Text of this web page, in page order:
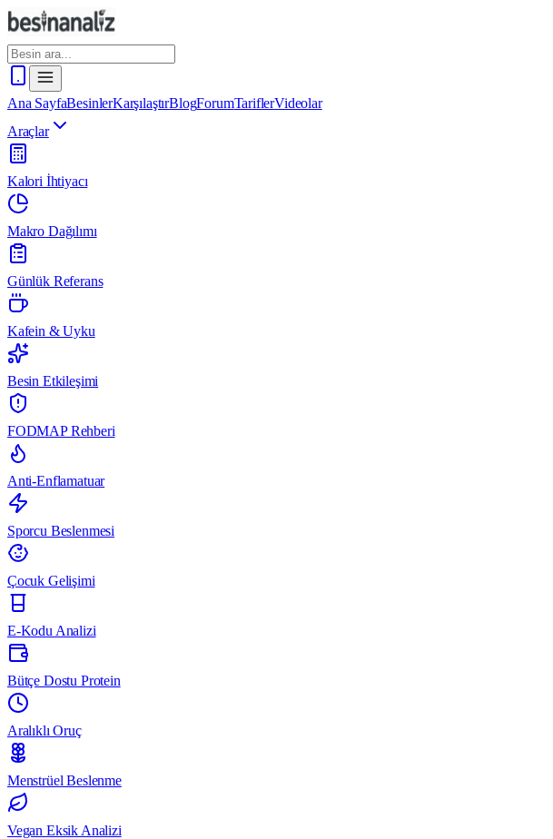
Ana SayfaBesinlerKarşılaştırBlogForumTariflerVideolar
Araçlar
Kalori İhtiyacı
Makro Dağılımı
Günlük Referans
Kafein & Uyku
Besin Etkileşimi
FODMAP Rehberi
Anti-Enflamatuar
Sporcu Beslenmesi
Çocuk Gelişimi
E-Kodu Analizi
Bütçe Dostu Protein
Aralıklı Oruç
Menstrüel Beslenme
Vegan Eksik Analizi